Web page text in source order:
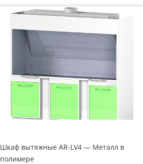
Шкаф вытяжные AR-LV4 — Металл в
полимере